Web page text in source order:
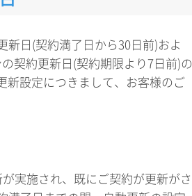
新日(契約満了日から30日前)およ
契約更新日(契約期限より7日前)の
新設定につきまして、お客様のご
実施され、既にご契約が更新がさ